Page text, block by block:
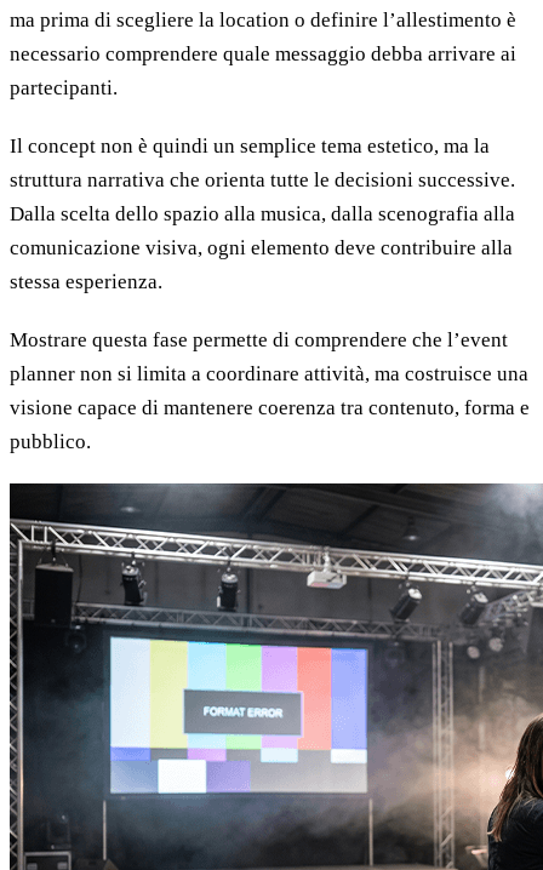
ma prima di scegliere la location o definire l’allestimento è
necessario comprendere quale messaggio debba arrivare ai
partecipanti.
Il concept non è quindi un semplice tema estetico, ma la
struttura narrativa che orienta tutte le decisioni successive.
Dalla scelta dello spazio alla musica, dalla scenografia alla
comunicazione visiva, ogni elemento deve contribuire alla
stessa esperienza.
Mostrare questa fase permette di comprendere che l’event
planner non si limita a coordinare attività, ma costruisce una
visione capace di mantenere coerenza tra contenuto, forma e
pubblico.